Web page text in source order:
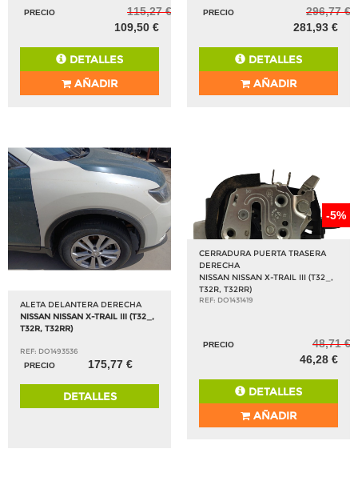
PRECIO
115,27 €
109,50 €
DETALLES
AÑADIR
PRECIO
296,77 €
281,93 €
DETALLES
AÑADIR
ALETA DELANTERA DERECHA
NISSAN NISSAN X-TRAIL III (T32_,
T32R, T32RR)
REF: DO1493536
PRECIO
175,77 €
DETALLES
-5%
CERRADURA PUERTA TRASERA
DERECHA
NISSAN NISSAN X-TRAIL III (T32_,
T32R, T32RR)
REF: DO1431419
PRECIO
48,71 €
46,28 €
DETALLES
AÑADIR